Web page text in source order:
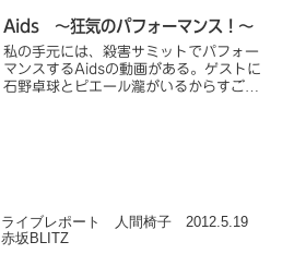
た。あなたを瞬間的に混沌へと突き落と
すドラマー。
Aids ～狂気のパフォーマンス！～
私の手元には、殺害サミットでパフォー
マンスするAidsの動画がある。ゲストに
石野卓球とピエール瀧がいるからすご
ライブレポート 人間椅子 2012.5.19
赤坂BLITZ